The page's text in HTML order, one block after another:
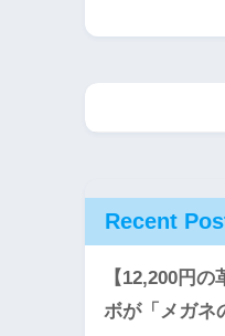
Recent
【12,200円
ボが「メガネ